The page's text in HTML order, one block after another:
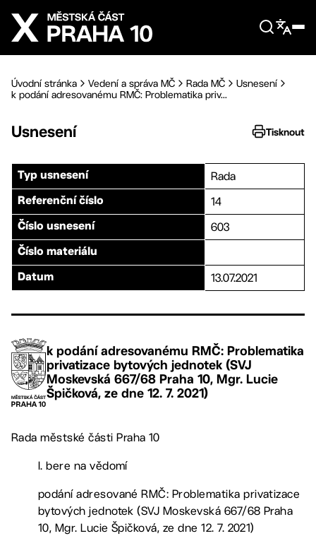
Přejít na hlavní obsah
Úvodní stránka Vedení a správa MČ Rada MČ
Usnesení
k podání adresovanému RMČ: Problematika priv...
Usnesení Tisknout
Typ usnesení Rada
Referenční číslo 14
Číslo usnesení 603
Číslo materiálu
Datum 13.07.2021
k podání adresovanému RMČ: Problematika
privatizace bytových jednotek (SVJ
Moskevská 667/68 Praha 10, Mgr. Lucie
Špičková, ze dne 12. 7. 2021)
Rada městské části Praha 10
I. bere na vědomí
podání adresované RMČ: Problematika privatizace
bytových jednotek (SVJ Moskevská 667/68 Praha
10, Mgr. Lucie Špičková, ze dne 12. 7. 2021)